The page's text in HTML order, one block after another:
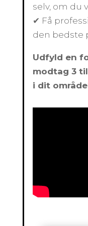
selv, om du
✔ Få
den bedste
Udfyld en
modtag 3
i dit